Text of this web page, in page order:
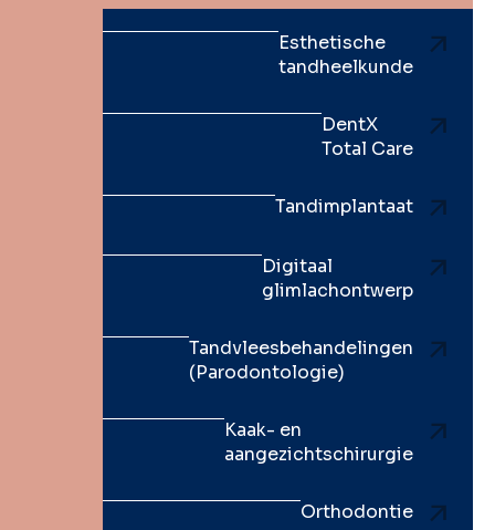
Esthetische
tandheelkunde
DentX
Total Care
Tandimplantaat
Digitaal
glimlachontwerp
Tandvleesbehandelingen
(Parodontologie)
Kaak- en
aangezichtschirurgie
Orthodontie